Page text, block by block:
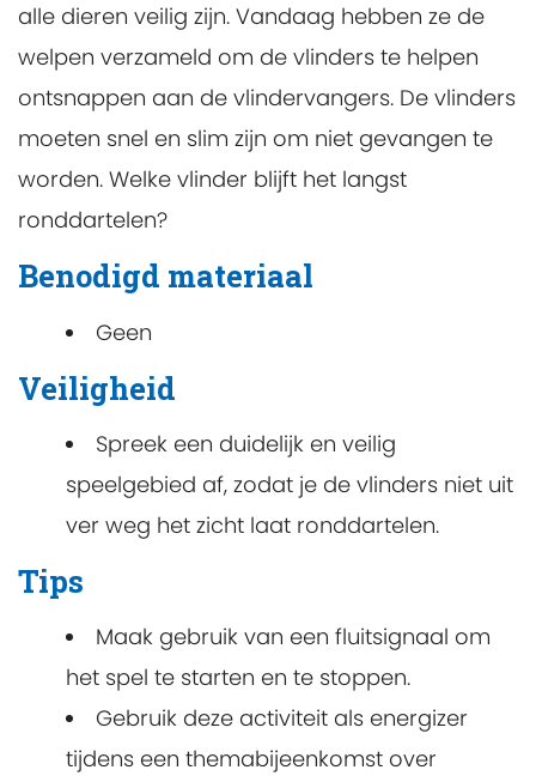
alle dieren veilig zijn. Vandaag hebben ze de
welpen verzameld om de vlinders te helpen
ontsnappen aan de vlindervangers. De vlinders
moeten snel en slim zijn om niet gevangen te
worden. Welke vlinder blijft het langst
ronddartelen?
Benodigd materiaal
Geen
Veiligheid
Spreek een duidelijk en veilig
speelgebied af, zodat je de vlinders niet uit
ver weg het zicht laat ronddartelen.
Tips
Maak gebruik van een fluitsignaal om
het spel te starten en te stoppen.
Gebruik deze activiteit als energizer
tijdens een themabijeenkomst over